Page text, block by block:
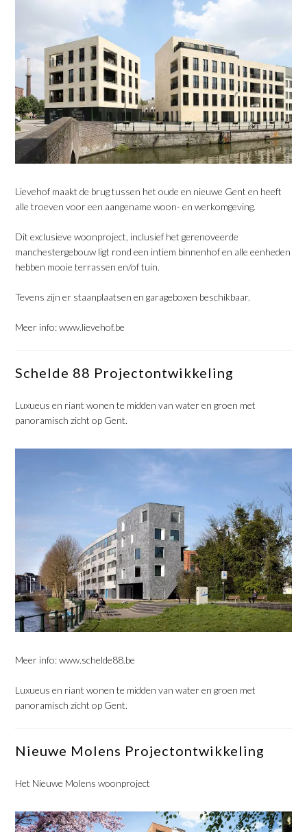
Lievehof maakt de brug tussen het oude en nieuwe Gent en heeft
alle troeven voor een aangename woon- en werkomgeving.
Dit exclusieve woonproject, inclusief het gerenoveerde
manchestergebouw ligt rond een intiem binnenhof en alle eenheden
hebben mooie terrassen en/of tuin.
Tevens zijn er staanplaatsen en garageboxen beschikbaar.
Meer info:www.lievehof.be
Schelde 88 Projectontwikkeling
Luxueus en riant wonen te midden van water en groen met
panoramisch zicht op Gent.
Meer info:www.schelde88.be
Luxueus en riant wonen te midden van water en groen met
panoramisch zicht op Gent.
Nieuwe Molens Projectontwikkeling
Het Nieuwe Molens woonproject